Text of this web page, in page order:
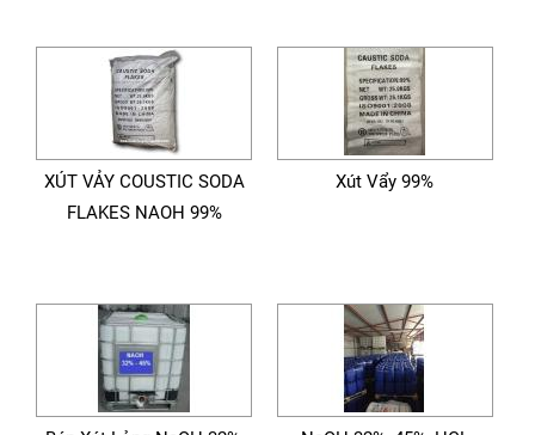
XÚT VẢY COUSTIC SODA
FLAKES NAOH 99%
Xút Vẩy 99%